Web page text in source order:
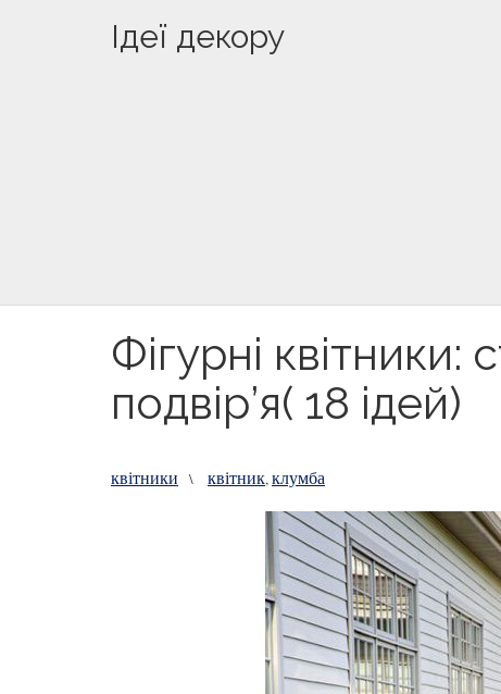
Ідеї декору
Фігурні
подвір’я( 18 ідей)
квітники \ квітник,клумба